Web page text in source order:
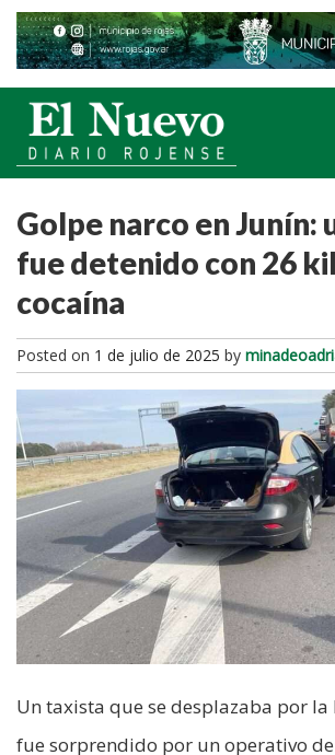
Golpe narco en Junín:
fue detenido con 26
cocaína
Posted on 1 de julio de 2025 by
Un taxista que se desplazaba por la
fue sorprendido por un operativo